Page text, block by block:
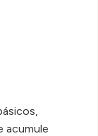
acumule